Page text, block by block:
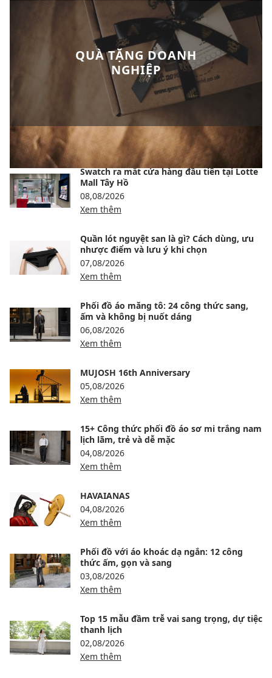
QUÀ TẶNG DOANH
NGHIỆP
BÀI VIẾT NỔI BẬT
Swatch ra mắt cửa hàng đầu tiên tại Lotte
Mall Tây Hồ
08,08/2026
Xem thêm
Quần lót nguyệt san là gì? Cách dùng, ưu
nhược điểm và lưu ý khi chọn
07,08/2026
Xem thêm
Phối đồ áo măng tô: 24 công thức sang,
ấm và không bị nuốt dáng
06,08/2026
Xem thêm
MUJOSH 16th Anniversary
05,08/2026
Xem thêm
15+ Công thức phối đồ áo sơ mi trắng nam
lịch lãm, trẻ và dễ mặc
04,08/2026
Xem thêm
HAVAIANAS
04,08/2026
Xem thêm
Phối đồ với áo khoác dạ ngắn: 12 công
thức ấm, gọn và sang
03,08/2026
Xem thêm
Top 15 mẫu đầm trễ vai sang trọng, dự tiệc
thanh lịch
02,08/2026
Xem thêm